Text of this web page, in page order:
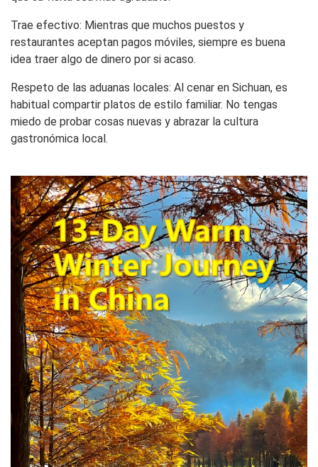
Trae efectivo: Mientras que muchos puestos y
restaurantes aceptan pagos móviles, siempre es buena
idea traer algo de dinero por si acaso.
Respeto de las aduanas locales: Al cenar en Sichuan, es
habitual compartir platos de estilo familiar. No tengas
miedo de probar cosas nuevas y abrazar la cultura
gastronómica local.